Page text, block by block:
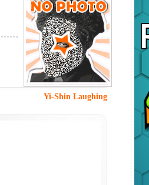
Yi-Shin Laughing